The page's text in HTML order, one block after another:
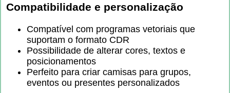
Compatibilidade e personalização
Compatível com programas vetoriais que
suportam o formato CDR
Possibilidade de alterar cores, textos e
posicionamentos
Perfeito para criar camisas para grupos,
eventos ou presentes personalizados